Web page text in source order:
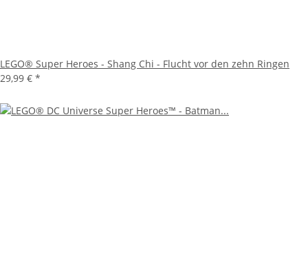
LEGO® Super Heroes - Shang Chi - Flucht vor den zehn Ringen
29,99 € *